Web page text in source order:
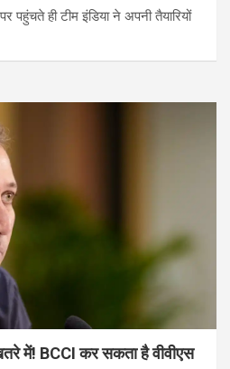
ही टीम इंडिया ने अपनी तैयारियों
में! BCCI कर सकता है वीवीएस